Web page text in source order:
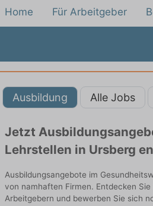
Home Für Arbeitgeber
Ausbildung Alle Jobs
Jetzt
Lehrstellen in Ursberg
Ausbildungsangebote im
von namhaften Firmen. Entdecken
Arbeitgebern und bewerben Sie sich